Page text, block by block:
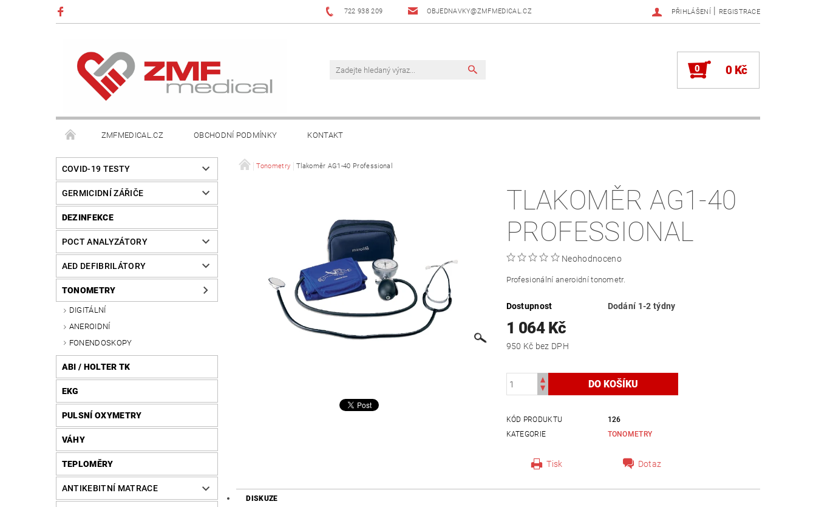
722 938 209 OBJEDNAVKY@ZMFMEDICAL.CZ PŘIHLÁŠENÍ | REGISTRACE
0 0 Kč
ZMFMEDICAL.CZ OBCHODNÍ PODMÍNKY KONTAKT
COVID-19 TESTY
GERMICIDNÍ ZÁŘIČE
DEZINFEKCE
POCT ANALYZÁTORY
AED DEFIBRILÁTORY
TONOMETRY
DIGITÁLNÍ
ANEROIDNÍ
FONENDOSKOPY
ABI / HOLTER TK
EKG
PULSNÍ OXYMETRY
VÁHY
TEPLOMĚRY
ANTIKEBITNÍ MATRACE
Tonometry Tlakoměr AG1-40 Professional
TLAKOMĚR AG1-40
PROFESSIONAL
Neohodnoceno
Profesionální aneroidní tonometr.
Dostupnost Dodání 1-2 týdny
1 064 Kč
950 Kč bez DPH
KÓD PRODUKTU
126
KATEGORIE
TONOMETRY
Tisk Dotaz
DISKUZE